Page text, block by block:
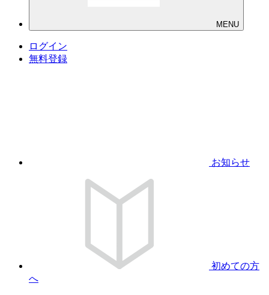
MENU
ログイン
無料登録
お知らせ
初めての方
へ